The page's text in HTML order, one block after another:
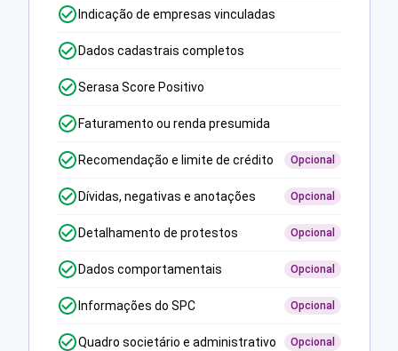
Indicação de empresas vinculadas
Dados cadastrais completos
Serasa Score Positivo
Faturamento ou renda presumida
Recomendação e limite de crédito Opcional
Dívidas, negativas e anotações Opcional
Detalhamento de protestos Opcional
Dados comportamentais Opcional
Informações do SPC Opcional
Quadro societário e administrativo Opcional